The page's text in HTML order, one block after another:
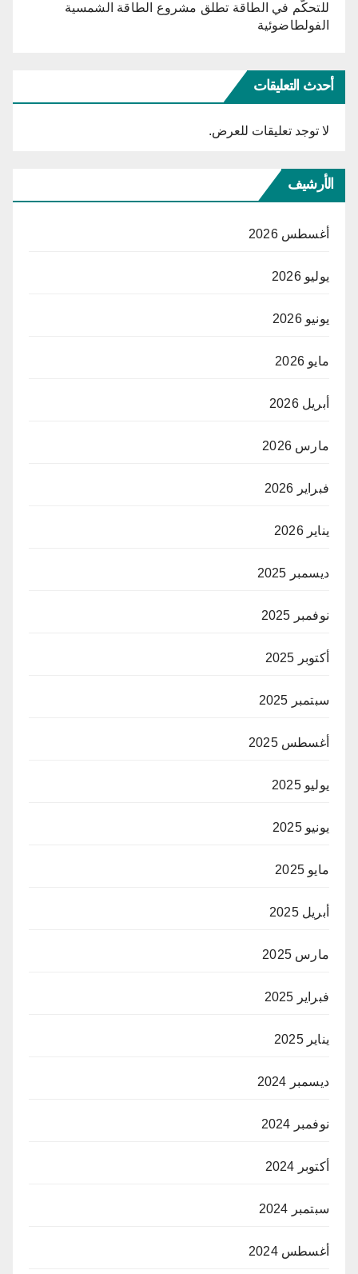
للتحكّم في الطاقة تطلق مشروع الطاقة الشمسية
الفولطاضوئية
أحدث التعليقات
لا توجد تعليقات للعرض.
الأرشيف
أغسطس 2026
يوليو 2026
يونيو 2026
مايو 2026
أبريل 2026
مارس 2026
فبراير 2026
يناير 2026
ديسمبر 2025
نوفمبر 2025
أكتوبر 2025
سبتمبر 2025
أغسطس 2025
يوليو 2025
يونيو 2025
مايو 2025
أبريل 2025
مارس 2025
فبراير 2025
يناير 2025
ديسمبر 2024
نوفمبر 2024
أكتوبر 2024
سبتمبر 2024
أغسطس 2024